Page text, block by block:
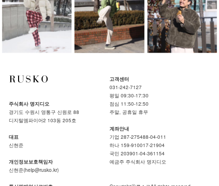
주식회사 명지디오
경기도 수원시 영통구 신원로 88
디지털엠파이어2 103동 205호
대표
신현준
개인정보보호책임자
신현준(help@rusko.kr)
고객센터
031-242-7127
평일 09:30-17:30
점심 11:50-12:50
주말, 공휴일 휴무
계좌안내
기업 287-275488-04-011
하나 159-910017-21904
국민 203901-04-361154
예금주 주식회사 명지디오